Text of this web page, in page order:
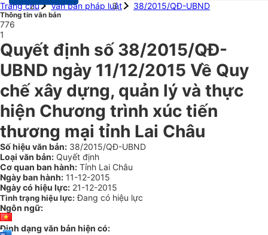
Trang chủ
Văn bản pháp luật 38/2015/QĐ-UBND
Thông tin văn bản
776
1
Quyết định số 38/2015/QĐ-
UBND ngày 11/12/2015 Về Quy
chế xây dựng, quản lý và thực
hiện Chương trình xúc tiến
thương mại tỉnh Lai Châu
Số hiệu văn bản: 38/2015/QĐ-UBND
Loại văn bản: Quyết định
Cơ quan ban hành: Tỉnh Lai Châu
Ngày ban hành: 11-12-2015
Ngày có hiệu lực: 21-12-2015
Tình trạng hiệu lực: Đang có hiệu lực
Ngôn ngữ:
Định dạng văn bản hiện có: